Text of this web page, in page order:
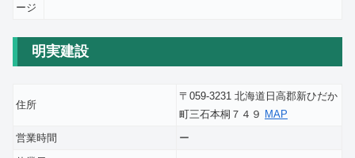
ージ
明実建設
住所
〒059-3231 北海道日高郡新ひだか
町三石本桐７４９ MAP
営業時間
ー